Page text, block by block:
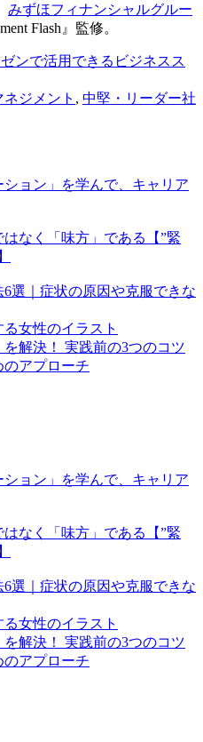
みずほフィナンシャルグルー
Flash』監修。
ンで活用できるビジネスス
ジメント , 中堅・リーダー社
ション」を学んで、キャリア
なく「味方」である【”緊
選｜症状の原因や克服できな
を解決！ 実践前の3つのコツ
のアプローチ
ション」を学んで、キャリア
なく「味方」である【”緊
選｜症状の原因や克服できな
を解決！ 実践前の3つのコツ
のアプローチ